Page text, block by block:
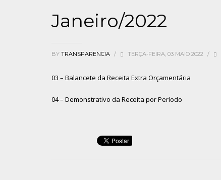
Janeiro/2022
BY TRANSPARENCIA / TERÇA-FEIRA, 03 MAIO 2022 /
03 – Balancete da Receita Extra Orçamentária
04 – Demonstrativo da Receita por Período